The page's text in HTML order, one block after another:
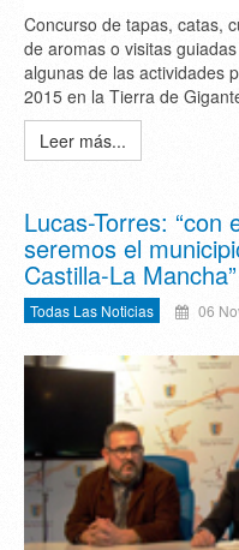
Concurso de tapas, catas,
de aromas o visitas
algunas de las actividades
2015 en la Tierra de
Leer más...
Lucas-Torres:
seremos el
Castilla-La Mancha”
Todas Las Noticias 06